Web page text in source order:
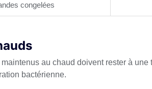
congelées
au chaud doivent rester à une
bactérienne.